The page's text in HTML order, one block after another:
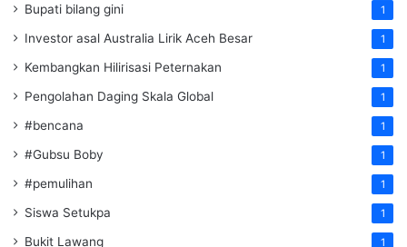
Bupati bilang gini 1
Investor asal Australia Lirik Aceh Besar 1
Kembangkan Hilirisasi Peternakan 1
Pengolahan Daging Skala Global 1
#bencana 1
#Gubsu Boby 1
#pemulihan 1
Siswa Setukpa 1
Bukit Lawang 1